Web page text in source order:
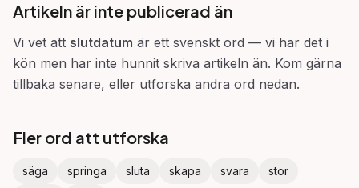
Artikeln är inte publicerad än
Vi vet att slutdatum är ett svenskt ord — vi har det i
kön men har inte hunnit skriva artikeln än. Kom gärna
tillbaka senare, eller utforska andra ord nedan.
Fler ord att utforska
säga springa sluta skapa svara
stor